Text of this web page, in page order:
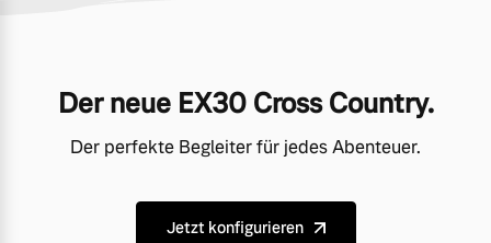
Der neue EX30 Cross Country.
Der perfekte Begleiter für jedes Abenteuer.
Jetzt konfigurieren